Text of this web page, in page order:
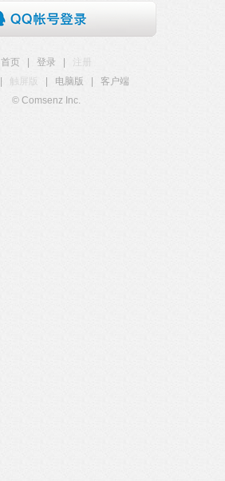
首页 登录
注册
触屏版 电脑版
客户端
© Comsenz Inc.